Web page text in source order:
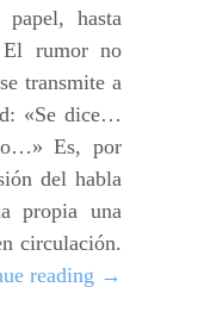
hasta
El rumor no
transmite a
«Se dice…
Es, por
del habla
propia una
circulación.
reading →